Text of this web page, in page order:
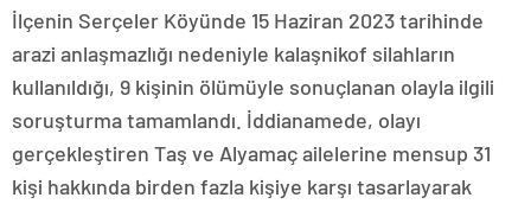
İlçenin Serçeler Köyünde 15 Haziran 2023 tarihinde
arazi anlaşmazlığı nedeniyle kalaşnikof silahların
kullanıldığı, 9 kişinin ölümüyle sonuçlanan olayla ilgili
soruşturma tamamlandı. İddianamede, olayı
gerçekleştiren Taş ve Alyamaç ailelerine mensup 31
kişi hakkında birden fazla kişiye karşı tasarlayarak